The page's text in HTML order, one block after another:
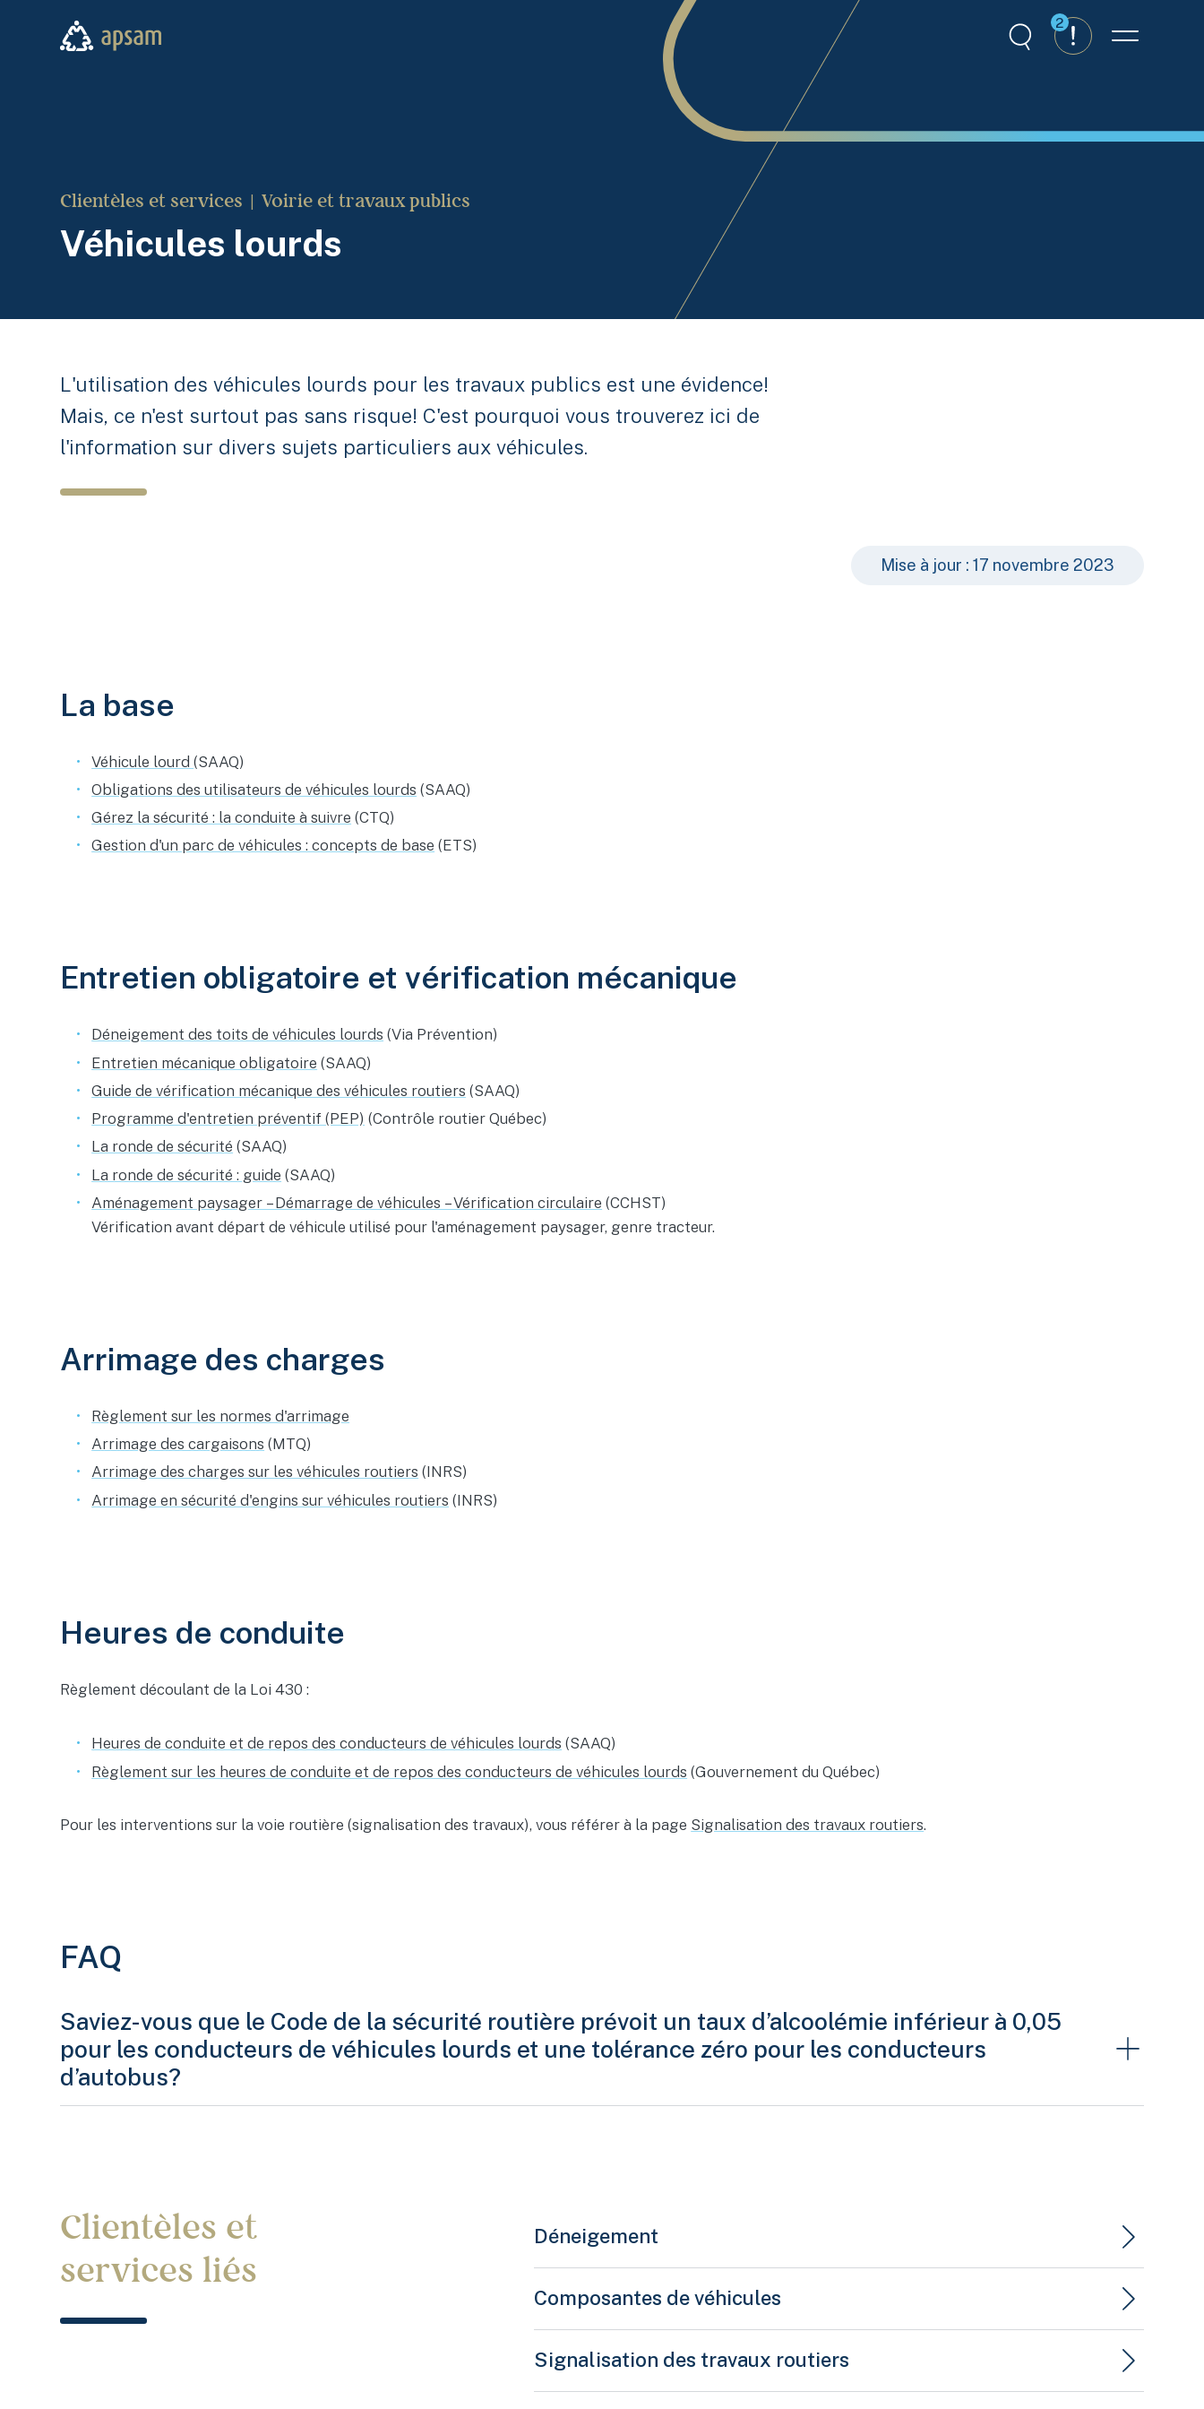
RechercheAlertes
2
Menu
Clientèles et services Voirie et travaux publics
Véhicules lourds
L'utilisation des véhicules lourds pour les travaux publics est une évidence!
Mais, ce n'est surtout pas sans risque! C'est pourquoi vous trouverez ici de
l'information sur divers sujets particuliers aux véhicules.
Mise à jour : 17 novembre 2023
La base
Véhicule lourd(SAAQ)
Obligations des utilisateurs de véhicules lourds (SAAQ)
Gérez la sécurité : la conduite à suivre (CTQ)
Gestion d'un parc de véhicules : concepts de base (ETS)
Entretien obligatoire et vérification mécanique
Déneigement des toits de véhicules lourds (Via Prévention)
Entretien mécanique obligatoire (SAAQ)
Guide de vérification mécanique des véhicules routiers (SAAQ)
Programme d'entretien préventif (PEP) (Contrôle routier Québec)
La ronde de sécurité (SAAQ)
La ronde de sécurité : guide (SAAQ)
Aménagement paysager – Démarrage de véhicules – Vérification circulaire (CCHST)
Vérification avant départ de véhicule utilisé pour l'aménagement paysager, genre tracteur.
Arrimage des charges
Règlement sur les normes d'arrimage
Arrimage des cargaisons (MTQ)
Arrimage des charges sur les véhicules routiers (INRS)
Arrimage en sécurité d'engins sur véhicules routiers (INRS)
Heures de conduite
Règlement découlant de la Loi 430 :
Heures de conduite et de repos des conducteurs de véhicules lourds (SAAQ)
Règlement sur les heures de conduite et de repos des conducteurs de véhicules lourds (Gouvernement du Québec)
Pour les interventions sur la voie routière (signalisation des travaux), vous référer à la page Signalisation des travaux routiers.
FAQ
Saviez-vous que le Code de la sécurité routière prévoit un taux d’alcoolémie inférieur à 0,05
pour les conducteurs de véhicules lourds et une tolérance zéro pour les conducteurs
d’autobus?
alcoolémie est égale ou supérieure à
Cette interdiction ne s’applique pas en ce qui concerne :
1° un ensemble de véhicules routiers formé d’un véhicule de promenade tirant une caravane ou une tente-caravane et dont le poids
Clientèles et
services liés
Déneigement
Composantes de véhicules
Signalisation des travaux routiers